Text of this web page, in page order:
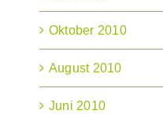
Oktober 2010
August 2010
Juni 2010